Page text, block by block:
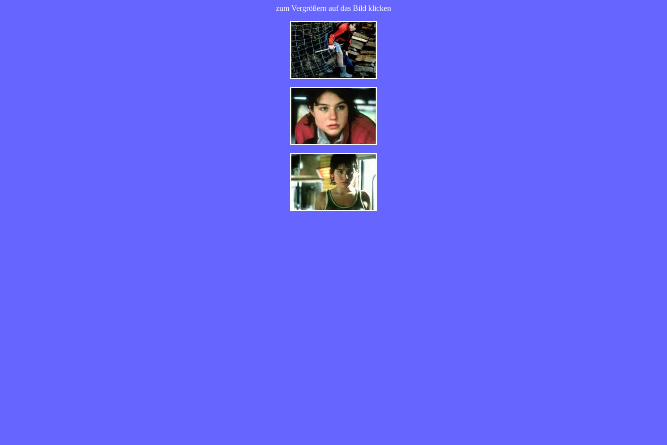
zum Vergrößern auf das Bild klicken